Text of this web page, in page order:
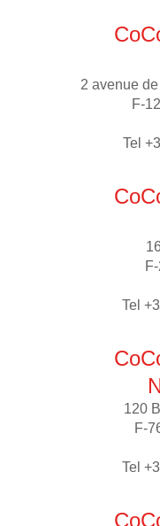
2 avenue
F-
Tel
Tel
120
F-
Tel